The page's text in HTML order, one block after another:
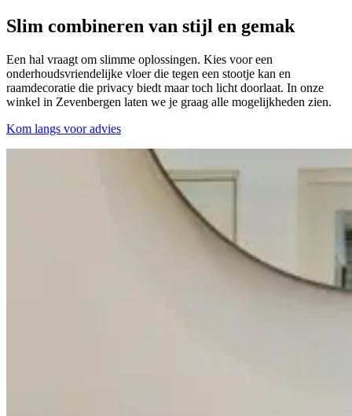
Slim combineren van stijl en gemak
Een hal vraagt om slimme oplossingen. Kies voor een
onderhoudsvriendelijke vloer die tegen een stootje kan en
raamdecoratie die privacy biedt maar toch licht doorlaat. In onze
winkel in Zevenbergen laten we je graag alle mogelijkheden zien.
Kom langs voor advies